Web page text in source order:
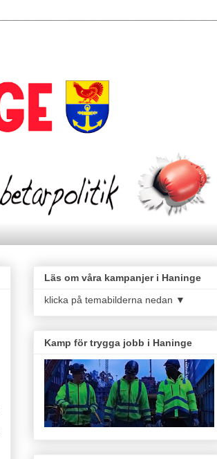
Läs om våra kampanjer i Haninge
klicka på temabilderna nedan ▼
Kamp för trygga jobb i Haninge